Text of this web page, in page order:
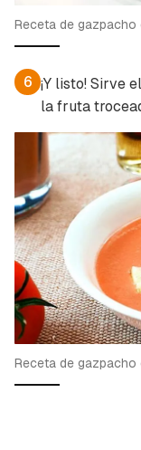
Receta de
6 ¡Y listo! Sirve el
la fruta
Receta de